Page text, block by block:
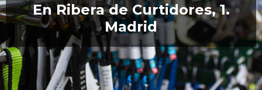
En Ribera de Curtidores, 1.
Madrid